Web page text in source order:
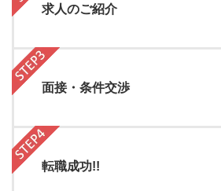
求人のご紹介
面接・条件交渉
転職成功!!